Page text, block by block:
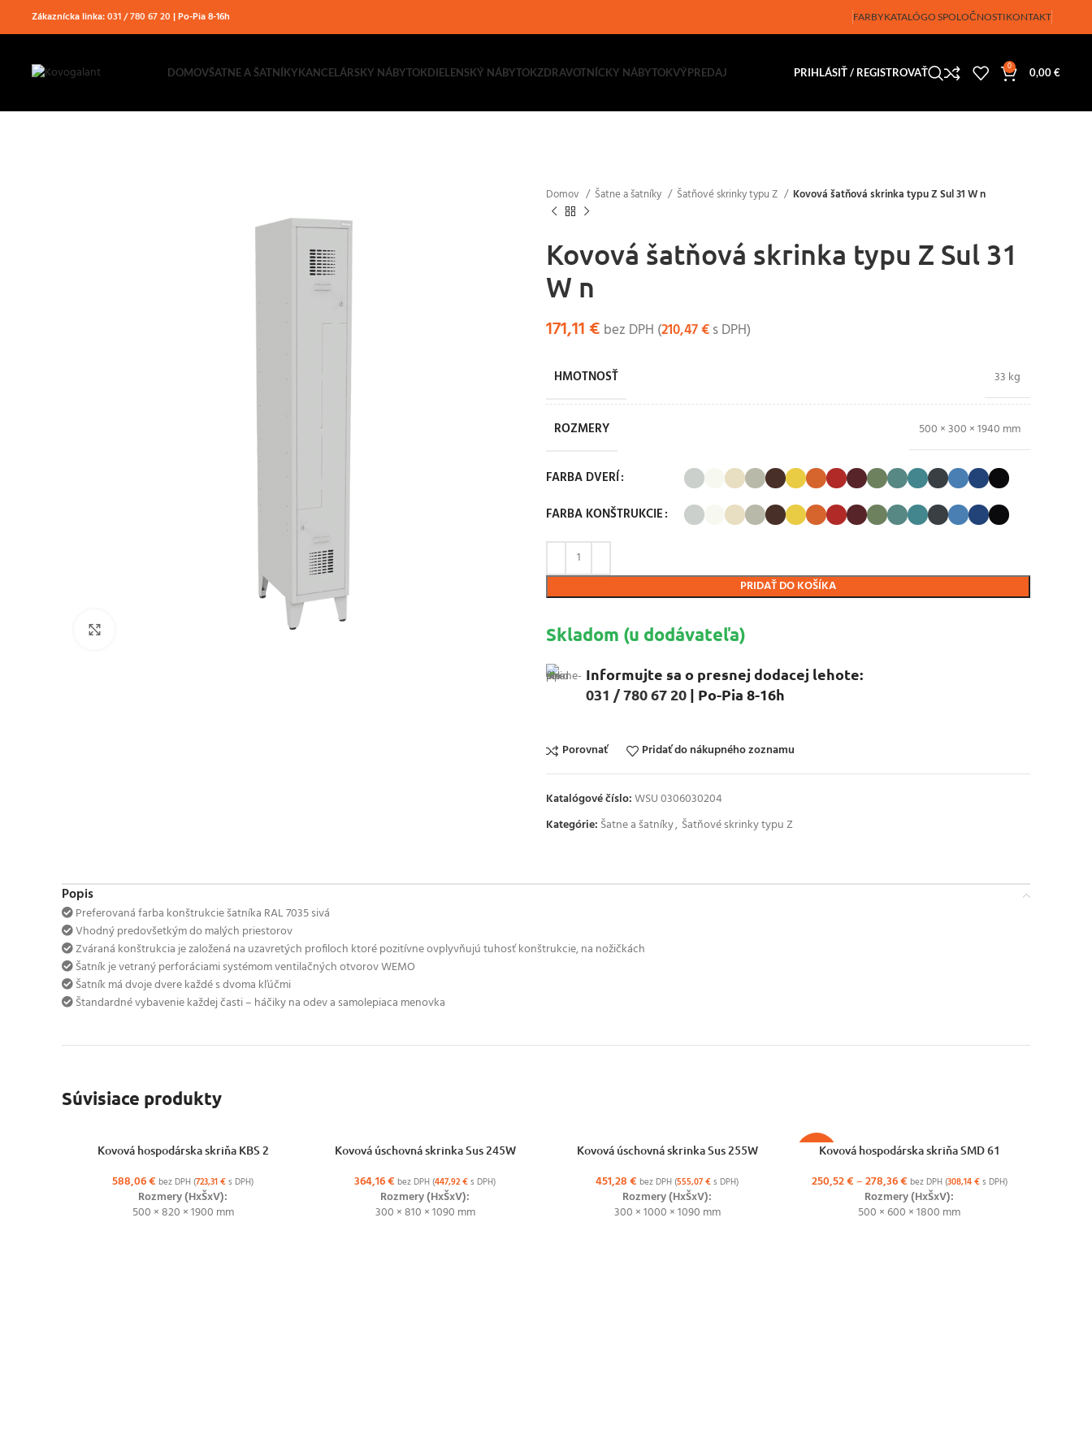
Zákaznícka linka:031 / 780 67 20 | Po-Pia 8-16h FARBYKATALÓGO SPOLOČNOSTIKONTAKT
DOMOVŠATNE A ŠATNÍKYKANCELÁRSKY NÁBYTOKDIELENSKÝ NÁBYTOKZDRAVOTNÍCKY NÁBYTOKVÝPREDAJ PRIHLÁSIŤ / REGISTROVAŤ 0 0,00€
Domov Šatne a šatníky Šatňové skrinky typu Z Kovová šatňová skrinka typu Z Sul 31 W n
Kovová šatňová skrinka typu Z Sul 31
W n
171,11 € bez DPH (210,47€s DPH)
HMOTNOSŤ 33 kg
ROZMERY 500 × 300 × 1940 mm
FARBA DVERÍ
FARBA KONŠTRUKCIE
PRIDAŤ DO KOŠÍKA
Skladom (u dodávateľa)
Informujte sa o presnej dodacej lehote:
031 / 780 67 20 | Po-Pia 8-16h
Porovnať Pridať do nákupného zoznamu
Katalógové číslo:WSU 0306030204
Kategórie: Šatne a šatníky, Šatňové skrinky typu Z
Popis
Preferovaná farba konštrukcie šatníka RAL 7035 sivá
Vhodný predovšetkým do malých priestorov
Zváraná konštrukcia je založená na uzavretých profiloch ktoré pozitívne ovplyvňujú tuhosť konštrukcie, na nožičkách
Šatník je vetraný perforáciami systémom ventilačných otvorov WEMO
Šatník má dvoje dvere každé s dvoma kľúčmi
Štandardné vybavenie každej časti – háčiky na odev a samolepiaca menovka
Súvisiace produkty
VÝBER MOŽNOSTÍ
Kovová hospodárska skriňa KBS 2
588,06€ bez DPH (723,31€s DPH)
Rozmery (HxŠxV):
500 × 820 × 1900 mm
VÝBER MOŽNOSTÍ
Kovová úschovná skrinka Sus 245W
364,16€ bez DPH (447,92€s DPH)
Rozmery (HxŠxV):
300 × 810 × 1090 mm
VÝBER MOŽNOSTÍ
Kovová úschovná skrinka Sus 255W
451,28€ bez DPH (555,07€s DPH)
Rozmery (HxŠxV):
300 × 1000 × 1090 mm
-10%
VÝBER MOŽNOSTÍ
Kovová hospodárska skriňa SMD 61
250,52€–278,36€ bez DPH (308,14€s DPH)
Rozmery (HxŠxV):
500 × 600 × 1800 mm